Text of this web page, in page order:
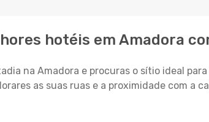
hotéis em Amadora
na Amadora e procuras o sítio ideal
as suas ruas e a proximidade com a